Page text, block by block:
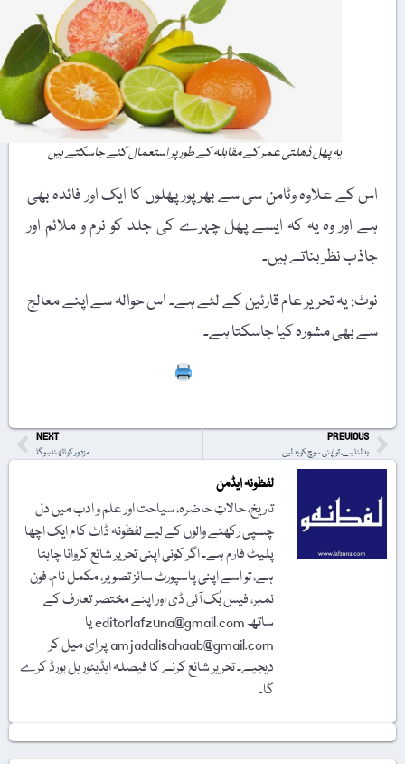
یہ پھل ڈھلتی عمر کے مقابلہ کے طور پر استعمال کئے جاسکتے ہیں
اس کے علاوہ وٹامن سی سے بھرپور پھلوں کا ایک اور فائدہ بھی
ہے اور وہ یہ کہ ایسے پھل چہرے کی جلد کو نرم و ملائم اور
جاذب نظر بناتے ہیں۔
نوٹ: یہ تحریر عام قارئین کے لئے ہے۔ اس حوالہ سے اپنے معالج
سے بھی مشورہ کیا جاسکتا ہے۔
PREVIOUS
بدلنا ہے، تو اپنی سوچ کو بدلیں
NEXT
مزدور کو اٹھنا ہوگا
لفظونہ ایڈمن
تاریخ، حالاتِ حاضرہ، سیاحت اور علم و ادب میں دل
چسپی رکھنے والوں کے لیے لفظونہ ڈاٹ کام ایک اچھا
پلیٹ فارم ہے۔ اگر کوئی اپنی تحریر شائع کروانا چاہتا
ہے، تو اسے اپنی پاسپورٹ سائز تصویر، مکمل نام، فون
نمبر، فیس بُک آئی ڈی اور اپنے مختصر تعارف کے
ساتھ editorlafzuna@gmail.com یا
amjadalisahaab@gmail.com پر اِی میل کر
دیجیے۔ تحریر شائع کرنے کا فیصلہ ایڈیٹوریل بورڈ کرے
گا۔